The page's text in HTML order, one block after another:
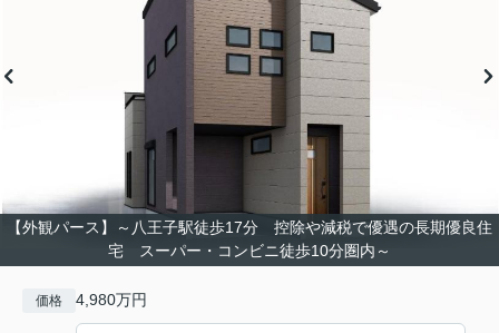
【外観パース】～八王子駅徒歩17分 控除や減税で優遇の長期優良住
宅 スーパー・コンビニ徒歩10分圏内～
価格 4,980万円